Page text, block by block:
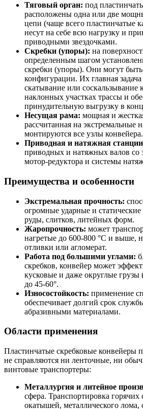
Тяговый орган: под
расположены одна или две
цепи (чаще всего пластинчатые
несут на себе всю нагрузку и
приводными звездочками.
Скребки (упоры): на
определенным шагом
скребки (упоры). Они могут
конфигурации. Их главная
скатывание или соскальзывание
наклонных участках трассы и
принудительную выгрузку в
Несущая рама: мощная и
рассчитанная на экстремальные
монтируются все узлы конвейера.
Приводная и натяжная
приводных и натяжных валов со
мотор-редуктора и системы
Преимущества и особенности
Экстремальная прочность:
огромные ударные и статические
руды, слитков, литейных форм.
Жаропрочность: может
нагретые до 600-800 °C и выше,
отливки или агломерат.
Работа под большими углами:
скребков, конвейер может
кусковые и даже округлые
до 45-60°.
Износостойкость: применение
обеспечивает долгий срок
абразивными материалами.
Области применения
Пластинчатые скребковые конвейеры
не справляются ни ленточные, ни
винтовые транспортеры:
Металлургия и литейное
сфера. Транспортировка горячих
окатышей, металлического лома,